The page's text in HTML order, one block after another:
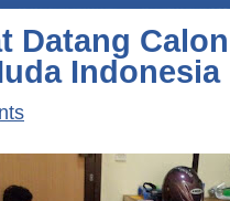
Datang Calon
Indonesia